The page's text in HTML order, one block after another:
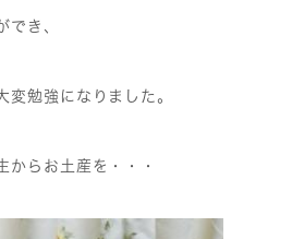
でき、
勉強になりました。
らお土産を・・・